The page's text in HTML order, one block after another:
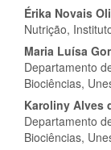
do
artigo
Érika Novais
Nutrição,
Maria Luísa
Departamento
Biociências,
Karoliny Alves
Departamento
Biociências,